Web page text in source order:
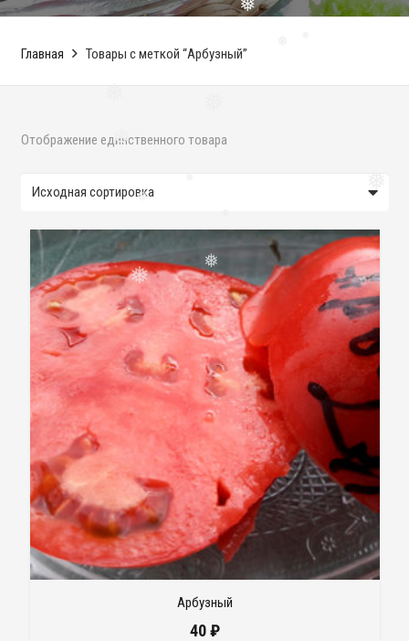
❅
❅
❅
❅
❅
❅
❅
Главная Товары с меткой “Арбузный”
Отображение единственного товара
Арбузный
40₽